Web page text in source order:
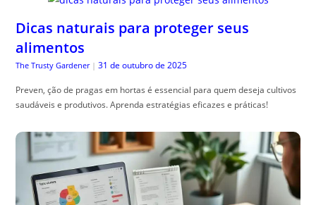
Dicas naturais para proteger seus
alimentos
The Trusty Gardener | 31 de outubro de 2025
Preven, ção de pragas em hortas é essencial para quem deseja cultivos
saudáveis e produtivos. Aprenda estratégias eficazes e práticas!